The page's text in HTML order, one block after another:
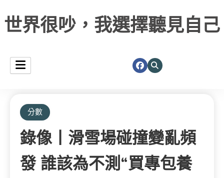
世界很吵，我選擇聽見自己
分數
錄像丨滑雪場碰撞變亂頻
發 誰該為不測“買專包養